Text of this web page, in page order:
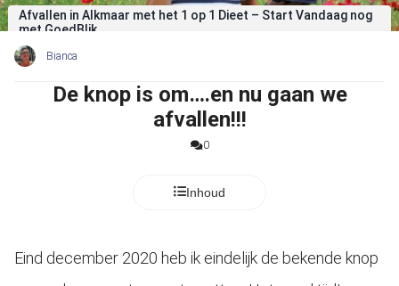
Afvallen in Alkmaar met het 1 op 1 Dieet – Start Vandaag nog
met GoedBlik
Bianca
De knop is om….en nu gaan we
afvallen!!!
0
Inhoud
Eind december 2020 heb ik eindelijk de bekende knop
te
Ze
gebruikt
om